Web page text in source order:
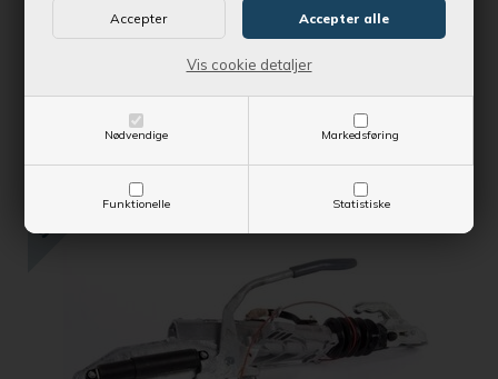
Nødvendige Markedsføring
Funktionelle Statistiske
Vis cookie detaljer
Vejl. udsalgspris
110,00 DKK
SE MERE
SPAR 770,00 DKK